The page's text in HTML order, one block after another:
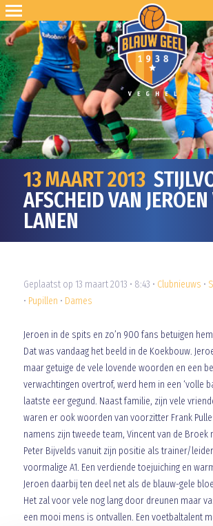
13 MAART 2013
AFSCHEID VAN
LANEN
Geplaatst op 13 maart 2013 • 8:43 • Clubnieuws •
• Pupillen • Dames
Jeroen in de spits en zo’n 900 fans betuigen
Dat was vandaag het beeld in de Koekbouw.
maar getuige de vele lovende woorden en een
verwachtingen overtrof, werd hem in een ‘volle
laatste eer gegund. Naast familie, zijn vele
waren er ook woorden van voorzitter Frank
namens zijn tweede team, Vincent van de Broek
Peter Bijvelds vanuit zijn positie als trainer/
voormalige A1. Een verdiende toejuiching en
Jeroen daarbij ten deel net als de blauw-gele
Het zal voor vele nog lang door dreunen maar
een mooi mens is ontvallen. Een voetbaltalent